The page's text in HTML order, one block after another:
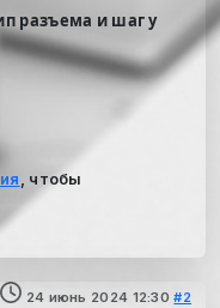
разъема и шаг у
, чтобы
24 июнь 2024 12:30 #2